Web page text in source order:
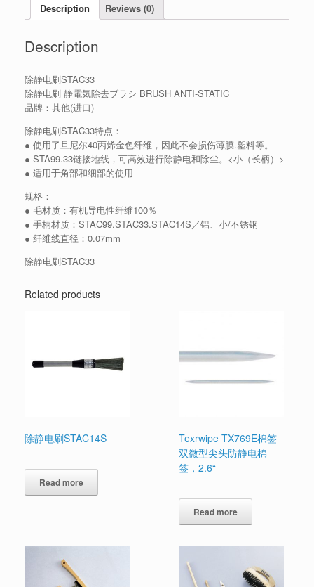
Description Reviews (0)
Description
除静电刷STAC33
除静电刷 静電気除去ブラシ BRUSH ANTI-STATIC
品牌：其他(进口)
除静电刷STAC33特点：
● 使用了旦尼尔40丙烯金色纤维，因此不会损伤薄膜.塑料等。
● STA99.33链接地线，可高效进行除静电和除尘。<小（长柄）>
● 适用于角部和细部的使用
规格：
● 毛材质：有机导电性纤维100％
● 手柄材质：STAC99.STAC33.STAC14S／铝、小/不锈钢
● 纤维线直径：0.07mm
除静电刷STAC33
Related products
除静电刷STAC14S
Read more
Texrwipe TX769E棉签
双微型尖头防静电棉
签，2.6“
Read more